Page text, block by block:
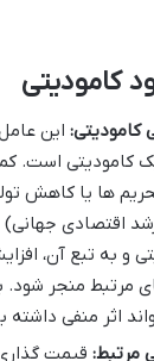
کامودیتی
کامودیتی: این
کامودیتی است.
ها یا کاهش
اقتصادی جهانی)
و به تبع آن،
منجر شود.
اثر منفی داشته
مرتبط: قیمت